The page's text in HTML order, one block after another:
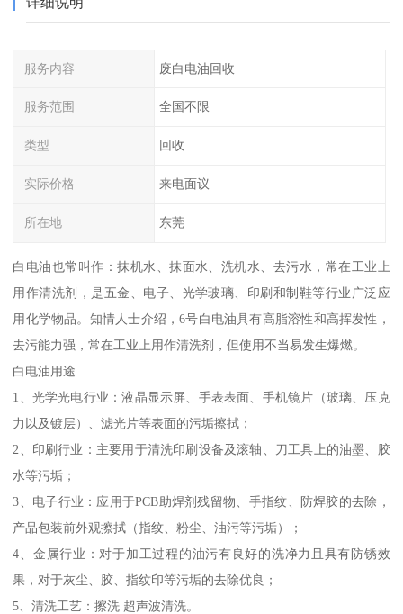
服务内容 废白电油回收
服务范围 全国不限
类型 回收
实际价格 来电面议
所在地 东莞
白电油也常叫作：抹机水、抹面水、洗机水、去污水，常在工业上
用作清洗剂，是五金、电子、光学玻璃、印刷和制鞋等行业广泛应
用化学物品。知情人士介绍，6号白电油具有高脂溶性和高挥发性，
去污能力强，常在工业上用作清洗剂，但使用不当易发生爆燃。
白电油用途
1、光学光电行业：液晶显示屏、手表表面、手机镜片（玻璃、压克
力以及镀层）、滤光片等表面的污垢擦拭；
2、印刷行业：主要用于清洗印刷设备及滚轴、刀工具上的油墨、胶
水等污垢；
3、电子行业：应用于PCB助焊剂残留物、手指纹、防焊胶的去除，
产品包装前外观擦拭（指纹、粉尘、油污等污垢）；
4、金属行业：对于加工过程的油污有良好的洗净力且具有防锈效
果，对于灰尘、胶、指纹印等污垢的去除优良；
5、清洗工艺：擦洗 超声波清洗。